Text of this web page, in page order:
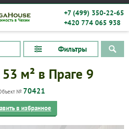
+7 (499) 350-22-65
+420 774 065 938
Фильтры
м² в Праге 9
№ 70421
в избранное